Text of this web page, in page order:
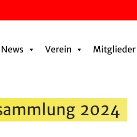
News Verein Mitglieder
2024